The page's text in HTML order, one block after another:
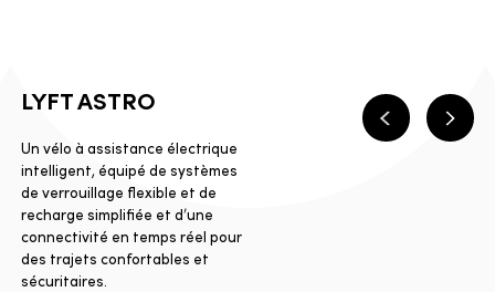
Précédent
LYFT ASTRO
Un vélo à assistance électrique
intelligent, équipé de systèmes
de verrouillage flexible et de
recharge simplifiée et d’une
connectivité en temps réel pour
des trajets confortables et
sécuritaires.